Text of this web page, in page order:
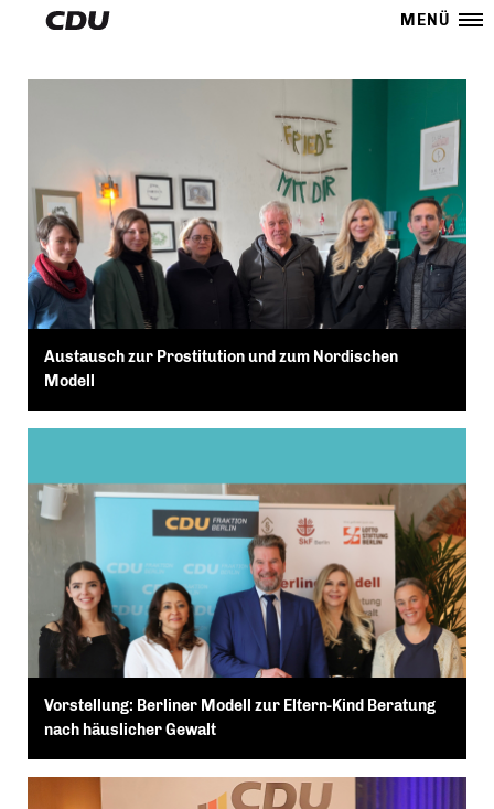
MENÜ
Austausch zur Prostitution und zum Nordischen
Modell
Vorstellung: Berliner Modell zur Eltern-Kind Beratung
nach häuslicher Gewalt